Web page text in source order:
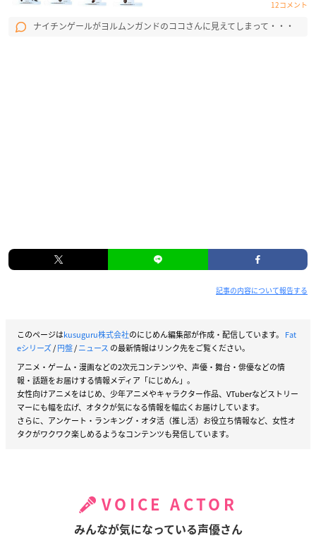
碧)、茨木童子(東山奈央)、女王メイヴ(佐倉綾音)、アタランテ
(早見沙織)、謎のヒロインX(川澄綾子)、イシュタル(植田佳
収録分数：約30分
様
・特製グッズ ※企画進行中
・オリジナルサウンドトラックCD
他
※商品の特典および仕様は予告なく変更になる場合がございま
す。
対象店舗にて商品をお買い求めいただいたお客様に、先着で下
記の特典を差し上げます。
12コメント
ナイチンゲールがヨルムンガンドのココさんに見えてしまって・・・
記事の内容について報告する
このページはkusuguru株式会社のにじめん編集部が作成・配信しています。 Fat
eシリーズ/円盤/ニュース の最新情報はリンク先をご覧ください。
アニメ・ゲーム・漫画などの2次元コンテンツや、声優・舞台・俳優などの情
報・話題をお届けする情報メディア「にじめん」。
女性向けアニメをはじめ、少年アニメやキャラクター作品、VTuberなどストリー
マーにも幅を広げ、オタクが気になる情報を幅広くお届けしています。
さらに、アンケート・ランキング・オタ活（推し活）お役立ち情報など、女性オ
タクがワクワク楽しめるようなコンテンツも発信しています。
VOICE ACTOR
みんなが気になっている声優さん